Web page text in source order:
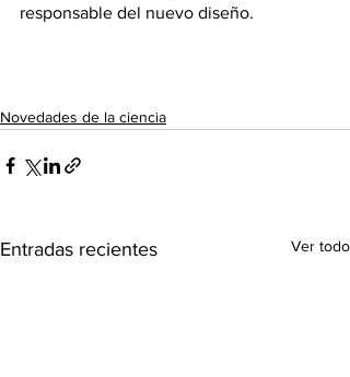
responsable del nuevo diseño.
Novedades de la ciencia
Entradas recientes Ver todo